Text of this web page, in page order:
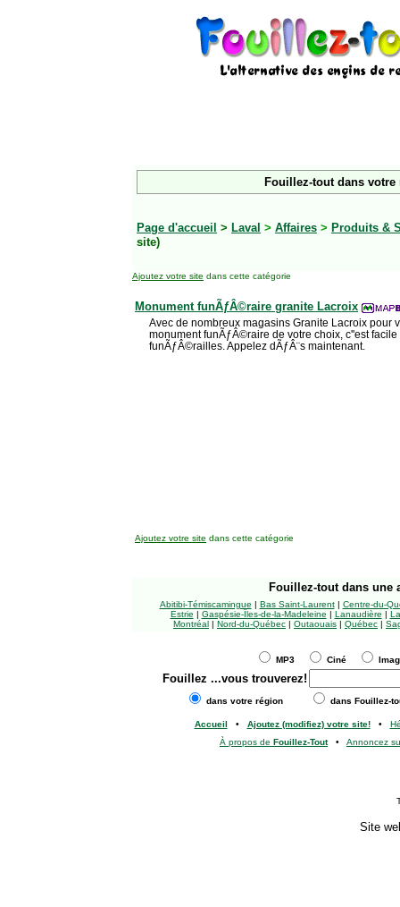
Fouillez-tout dans votre
Page d'accueil > Laval > Affaires > Produits &
site)
Ajoutez votre site dans cette catégorie
Monument funÃƒÂ©raire granite Lacroix
Avec de nombreux magasins Granite Lacroix pour
monument funÃƒÂ©raire de votre choix, c''est
funÃƒÂ©railles. Appelez dÃƒÂ¨s maintenant.
Ajoutez votre site dans cette catégorie
Fouillez-tout dans une
Abitibi-Témiscamingue | Bas Saint-Laurent| Centre-du-
Estrie | Gaspésie-Îles-de-la-Madeleine | Lanaudière |
Montréal | Nord-du-Québec | Outaouais | Québec |
MP3 Ciné
Fouillez ...vous trouverez!
dans votre région dans Fouillez-
Accueil • Ajoutez (modifiez) votre site!•
À propos de Fouillez-Tout• Annoncez
Site